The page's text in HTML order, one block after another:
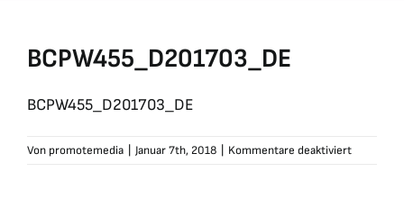
BCPW455_D201703_DE
BCPW455_D201703_DE
Von promotemedia Januar 7th, 2018 Kommentare deaktiviertfür